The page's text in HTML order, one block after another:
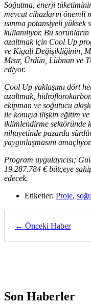
Soğutma, enerji
mevcut cihazların önemli
ısınma potansiyeli
kullanılıyor. Bu
azaltmak için Cool Up
ve Kigali Değişikliğinin,
Mısır, Ürdün, Lübnan ve
ediyor.
Cool Up yaklaşımı dört
azaltmak,
ekipman ve soğutucu
ile konuya ilişkin eğitim
iklimlendirme sektöründe
nihayetinde pazarda
yaygınlaşmasını amaçlıyor.
Program uygulayıcısı;
19.287.784 € bütçeye
edecek.
Etiketler: Proje,
← Önceki Haber
Son Haberler